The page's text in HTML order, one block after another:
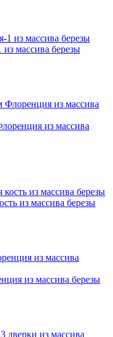
массива березы
из массива
из массива березы
из массива березы